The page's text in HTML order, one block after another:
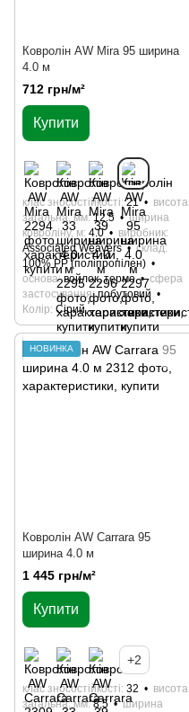
Кoврoлін AW Mira 95 ширина
4.0 м
712 грн/м²
Купити
клас зносостійкості 21
висота
загальна, мм 12.5
ширина
ковроліну, м 4.0
виробник
Associated Weavers
склад
100% РР (поліпропілен)
основа войлок, термо
сфера
застосування побутовий
Колір Сірий
НОВИНКА
Кoврoлін AW Carrara 95
ширина 4.0 м
1 445 грн/м²
Купити
+2
клас зносостійкості 32
висота
загальна, мм 8,5
ширина